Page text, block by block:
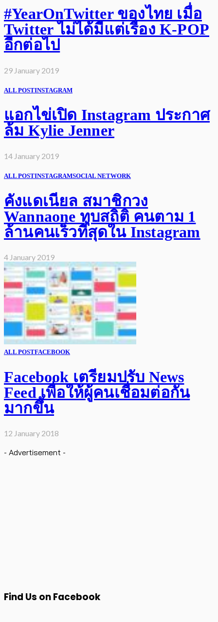
#YearOnTwitter ของไทย เมื่อ
Twitter ไม่ได้มีแต่เรื่อง K-POP
อีกต่อไป
29 January 2019
ALL POSTINSTAGRAM
แอกไข่เปิด Instagram ประกาศ
ล้ม Kylie Jenner
14 January 2019
ALL POSTINSTAGRAMSOCIAL NETWORK
คังแดเนียล สมาชิกวง
Wannaone ทุบสถิติ คนตาม 1
ล้านคนเร็วที่สุดใน Instagram
4 January 2019
ALL POSTFACEBOOK
Facebook เตรียมปรับ News
Feed เพื่อให้ผู้คนเชื่อมต่อกัน
มากขึ้น
12 January 2018
- Advertisement -
Find Us on Facebook